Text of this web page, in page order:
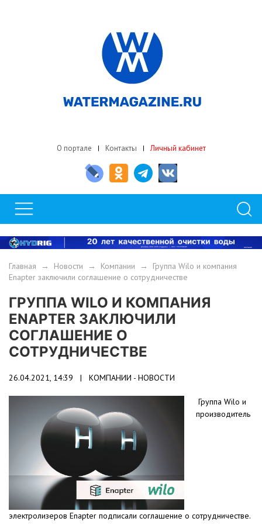
О портале Контакты Личный кабинет
Главная → Новости → Компании → Группа Wilo и компания
Enapter заключили соглашение о сотрудничестве
ГРУППА WILO И КОМПАНИЯ
ENAPTER ЗАКЛЮЧИЛИ
СОГЛАШЕНИЕ О
СОТРУДНИЧЕСТВЕ
26.04.2021, 14:39 | КОМПАНИИ - НОВОСТИ
Группа Wilo и
производитель
электролизеров Enapter подписали соглашение о сотрудничестве.